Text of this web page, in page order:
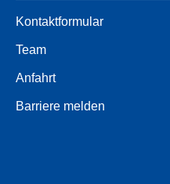
Kontaktformular
Team
Anfahrt
Barriere melden